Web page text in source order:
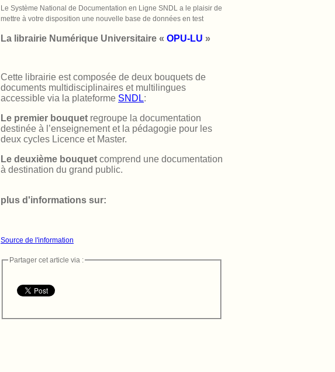
Le Système National de Documentation en Ligne SNDL a le plaisir de
mettre à votre disposition une nouvelle base de données en test
La librairie Numérique Universitaire « OPU-LU »
Cette librairie est composée de deux bouquets de
documents multidisciplinaires et multilingues
accessible via la plateforme SNDL:
Le premier bouquet regroupe la documentation
destinée à l’enseignement et la pédagogie pour les
deux cycles Licence et Master.
Le deuxième bouquet comprend une documentation
à destination du grand public.
plus d'informations sur:
Source de l'information
Partager cet article via :